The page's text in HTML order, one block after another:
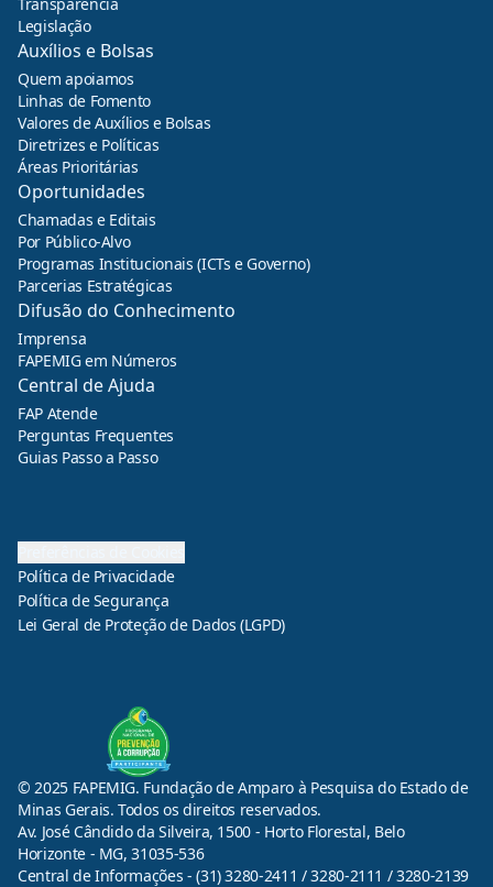
Legislação
Auxílios e Bolsas
Quem apoiamos
Linhas de Fomento
Valores de Auxílios e Bolsas
Diretrizes e Políticas
Áreas Prioritárias
Oportunidades
Chamadas e Editais
Por Público-Alvo
Programas Institucionais (ICTs e Governo)
Parcerias Estratégicas
Difusão do Conhecimento
Imprensa
FAPEMIG em Números
Central de Ajuda
FAP Atende
Perguntas Frequentes
Guias Passo a Passo
Política de Privacidade
Política de Segurança
Lei Geral de Proteção de Dados (LGPD)
© 2025 FAPEMIG. Fundação de Amparo à Pesquisa do Estado de
Minas Gerais. Todos os direitos reservados.
Av. José Cândido da Silveira, 1500 - Horto Florestal, Belo
Horizonte - MG, 31035-536
Central de Informações - (31) 3280-2411 / 3280-2111 / 3280-2139